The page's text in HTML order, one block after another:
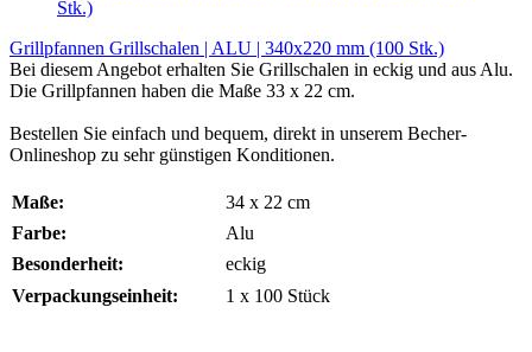
Grillpfannen Grillschalen | ALU | 340x220 mm (100 Stk.)
Bei diesem Angebot erhalten Sie Grillschalen in eckig und aus Alu.
Die Grillpfannen haben die Maße 33 x 22 cm.
Bestellen Sie einfach und bequem, direkt in unserem Becher-
Onlineshop zu sehr günstigen Konditionen.
Maße:
34 x 22 cm
Farbe:
Alu
Besonderheit:
eckig
Verpackungseinheit:
1 x 100 Stück